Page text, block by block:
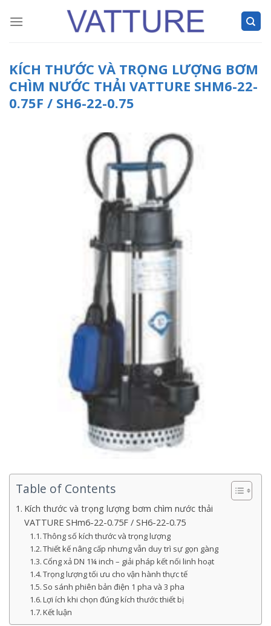
KÍCH THƯỚC VÀ TRỌNG LƯỢNG BƠM
CHÌM NƯỚC THẢI VATTURE SHM6-22-
0.75F / SH6-22-0.75
Table of Contents
Kích thước và trọng lượng bơm chìm nước thải
VATTURE SHm6-22-0.75F / SH6-22-0.75
Thông số kích thước và trọng lượng
Thiết kế nâng cấp nhưng vẫn duy trì sự gọn gàng
Cổng xả DN 1¼ inch – giải pháp kết nối linh hoạt
Trọng lượng tối ưu cho vận hành thực tế
So sánh phiên bản điện 1 pha và 3 pha
Lợi ích khi chọn đúng kích thước thiết bị
Kết luận